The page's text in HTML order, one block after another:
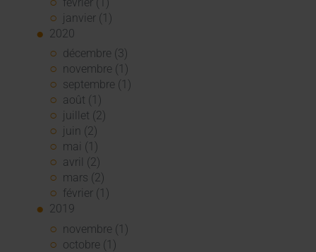
janvier (1)
2020
décembre (3)
novembre (1)
septembre (1)
août (1)
juillet (2)
juin (2)
mai (1)
avril (2)
mars (2)
février (1)
2019
novembre (1)
octobre (1)